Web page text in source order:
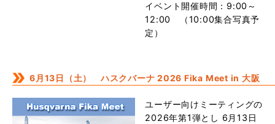
イベント開催時間：9:00～
12:00 （10:00集合写真予
定）
6月13日（土） ハスクバーナ 2026 Fika Meet in 大阪
ユーザー向けミーティングの
2026年第1弾とし 6月13日